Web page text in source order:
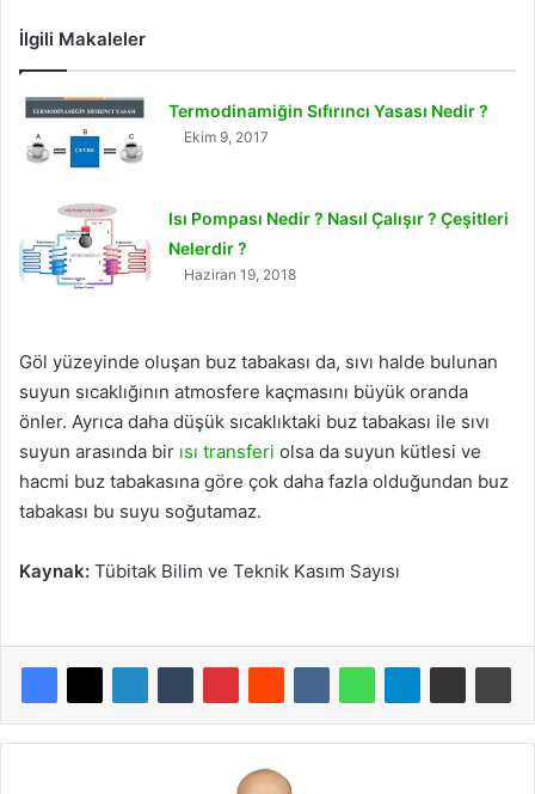
İlgili Makaleler
Termodinamiğin Sıfırıncı Yasası Nedir ?
Ekim 9, 2017
Isı Pompası Nedir ? Nasıl Çalışır ? Çeşitleri
Nelerdir ?
Haziran 19, 2018
Göl yüzeyinde oluşan buz tabakası da, sıvı halde bulunan
suyun sıcaklığının atmosfere kaçmasını büyük oranda
önler. Ayrıca daha düşük sıcaklıktaki buz tabakası ile sıvı
suyun arasında bir ısı transferi olsa da suyun kütlesi ve
hacmi buz tabakasına göre çok daha fazla olduğundan buz
tabakası bu suyu soğutamaz.
Kaynak: Tübitak Bilim ve Teknik Kasım Sayısı